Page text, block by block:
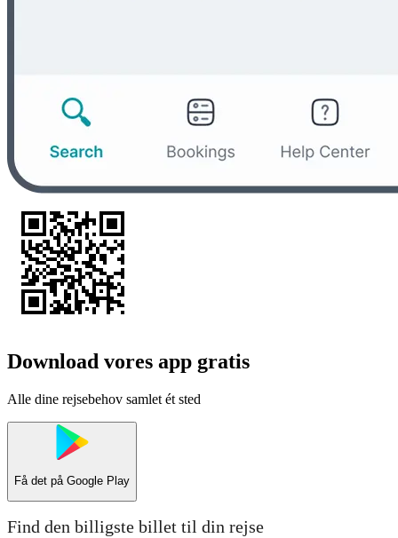
Download vores app gratis
Alle dine rejsebehov samlet ét sted
Få det på Google Play
Find den billigste billet til din rejse